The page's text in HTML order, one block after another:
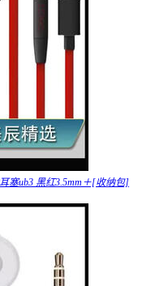
塞ub3 黑红3.5mm＋[收纳包]